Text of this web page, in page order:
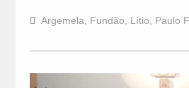
Argemela Fundão Lítio Paulo